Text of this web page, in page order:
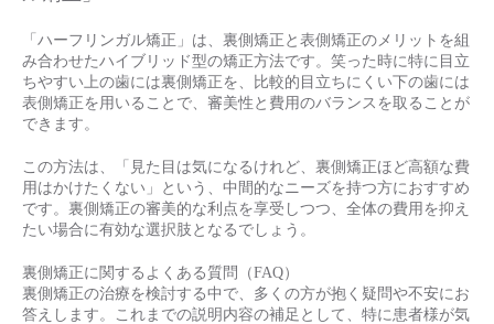
「ハーフリンガル矯正」は、裏側矯正と表側矯正のメリットを組
み合わせたハイブリッド型の矯正方法です。笑った時に特に目立
ちやすい上の歯には裏側矯正を、比較的目立ちにくい下の歯には
表側矯正を用いることで、審美性と費用のバランスを取ることが
できます。
この方法は、「見た目は気になるけれど、裏側矯正ほど高額な費
用はかけたくない」という、中間的なニーズを持つ方におすすめ
です。裏側矯正の審美的な利点を享受しつつ、全体の費用を抑え
たい場合に有効な選択肢となるでしょう。
裏側矯正に関するよくある質問（FAQ）
裏側矯正の治療を検討する中で、多くの方が抱く疑問や不安にお
答えします。これまでの説明内容の補足として、特に患者様が気